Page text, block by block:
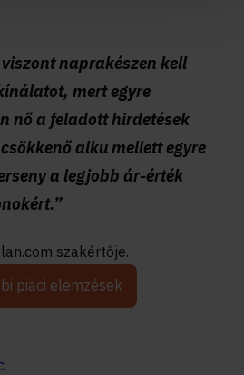
naprakészen kell
mert egyre
nő a feladott hirdetések
alku mellett egyre
a legjobb ár-érték
szakértője.
piaci elemzések